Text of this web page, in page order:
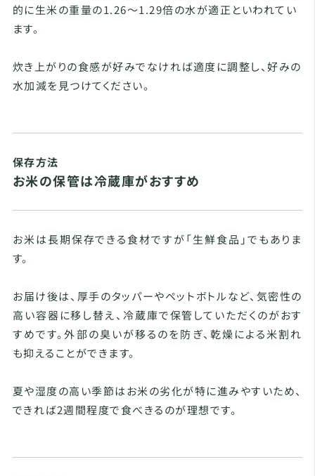
的に生米の重量の1.26～1.29倍の水が適正といわれてい
ます。
炊き上がりの食感が好みでなければ適度に調整し、好みの
水加減を見つけてください。
保存方法
お米の保管は冷蔵庫がおすすめ
お米は長期保存できる食材ですが「生鮮食品」でもありま
す。
お届け後は、厚手のタッパーやペットボトルなど、気密性の
高い容器に移し替え、冷蔵庫で保管していただくのがおす
すめです。外部の臭いが移るのを防ぎ、乾燥による米割れ
も抑えることができます。
夏や湿度の高い季節はお米の劣化が特に進みやすいため、
できれば2週間程度で食べきるのが理想です。